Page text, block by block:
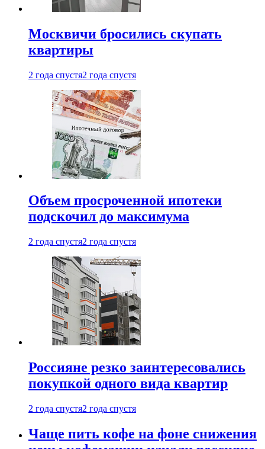
Москвичи бросились скупать
квартиры
2 года спустя2 года спустя
Объем просроченной ипотеки
подскочил до максимума
2 года спустя2 года спустя
Россияне резко заинтересовались
покупкой одного вида квартир
2 года спустя2 года спустя
Чаще пить кофе на фоне снижения